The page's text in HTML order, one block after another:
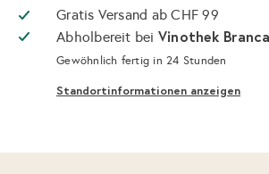
Gratis Versand ab CHF 99
Abholbereit bei Vinothek
Gewöhnlich fertig in 24 Stunden
Standortinformationen anzeigen